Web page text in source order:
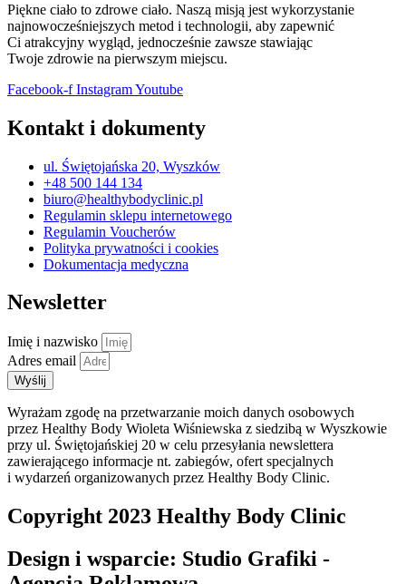
Piękne ciało to zdrowe ciało. Naszą misją jest wykorzystanie
najnowocześniejszych metod i technologii, aby zapewnić
Ci atrakcyjny wygląd, jednocześnie zawsze stawiając
Twoje zdrowie na pierwszym miejscu.
Facebook-f InstagramYoutube
Kontakt i dokumenty
ul. Świętojańska 20, Wyszków
+48 500 144 134
biuro@healthybodyclinic.pl
Regulamin sklepu internetowego
Regulamin Voucherów
Polityka prywatności i cookies
Dokumentacja medyczna
Newsletter
Imię i nazwisko
Adres email
Wyślij
Wyrażam zgodę na przetwarzanie moich danych osobowych
przez Healthy Body Wioleta Wiśniewska z siedzibą w Wyszkowie
przy ul. Świętojańskiej 20 w celu przesyłania newslettera
zawierającego informacje nt. zabiegów, ofert specjalnych
i wydarzeń organizowanych przez Healthy Body Clinic.
Copyright 2023 Healthy Body Clinic
Design i wsparcie: Studio Grafiki -